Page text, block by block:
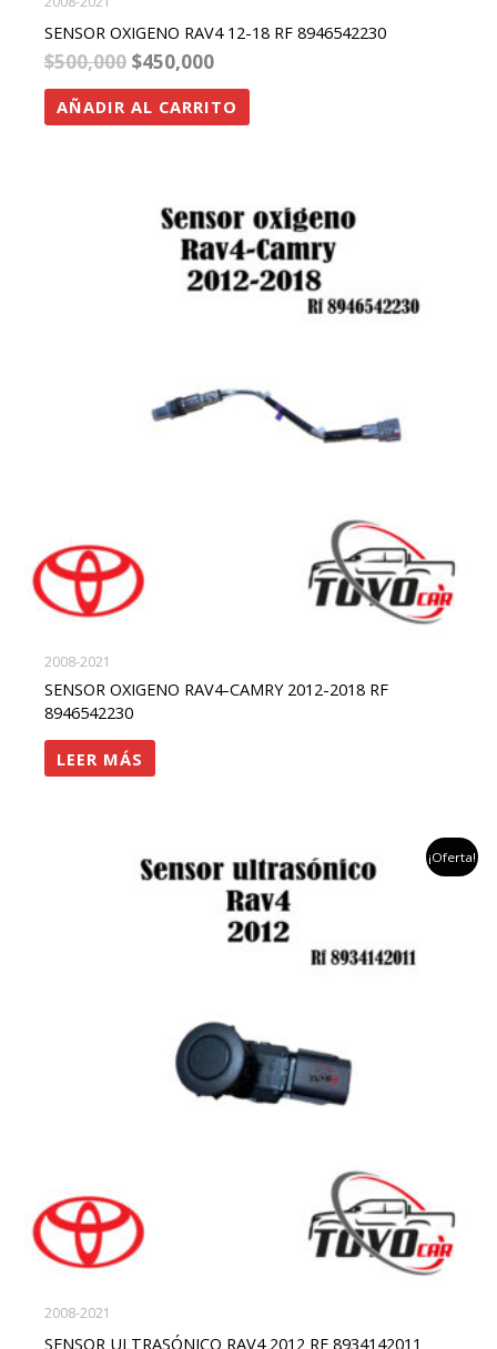
SENSOR OXIGENO RAV4 12-18 RF 8946542230
$500,000 $450,000
AÑADIR AL CARRITO
2008-2021
SENSOR OXIGENO RAV4-CAMRY 2012-2018 RF
8946542230
LEER MÁS
¡Oferta!
2008-2021
SENSOR ULTRASÓNICO RAV4 2012 RF 8934142011
el
precio
original
precio
actual
es:
$420,000.